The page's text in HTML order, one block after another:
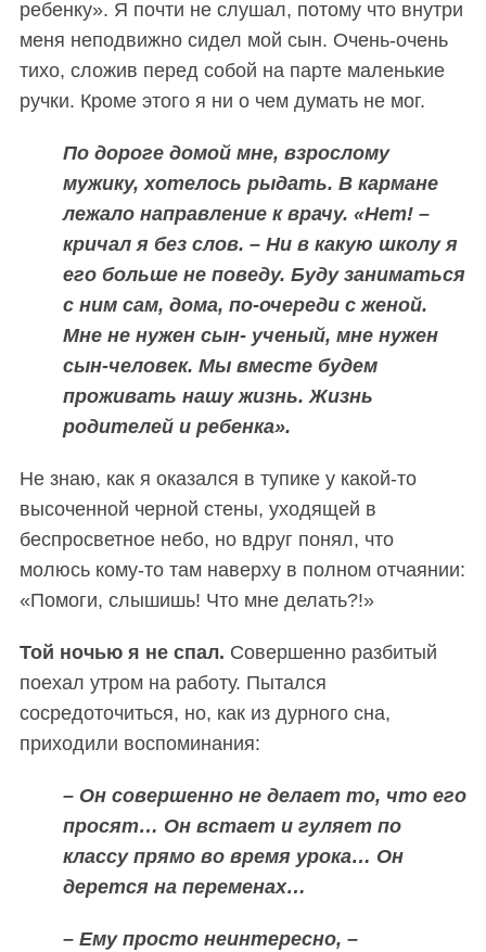
ребенку». Я почти не слушал, потому что внутри
меня неподвижно сидел мой сын. Очень-очень
тихо, сложив перед собой на парте маленькие
ручки. Кроме этого я ни о чем думать не мог.
По дороге домой мне, взрослому
мужику, хотелось рыдать. В кармане
лежало направление к врачу. «Нет! –
кричал я без слов. – Ни в какую школу я
его больше не поведу. Буду заниматься
с ним сам, дома, по-очереди с женой.
Мне не нужен сын- ученый, мне нужен
сын-человек. Мы вместе будем
проживать нашу жизнь. Жизнь
родителей и ребенка».
Не знаю, как я оказался в тупике у какой-то
высоченной черной стены, уходящей в
беспросветное небо, но вдруг понял, что
молюсь кому-то там наверху в полном отчаянии:
«Помоги, слышишь! Что мне делать?!»
Той ночью я не спал. Совершенно разбитый
поехал утром на работу. Пытался
сосредоточиться, но, как из дурного сна,
приходили воспоминания:
– Он совершенно не делает то, что его
просят… Он встает и гуляет по
классу прямо во время урока… Он
дерется на переменах…
– Ему просто неинтересно, –